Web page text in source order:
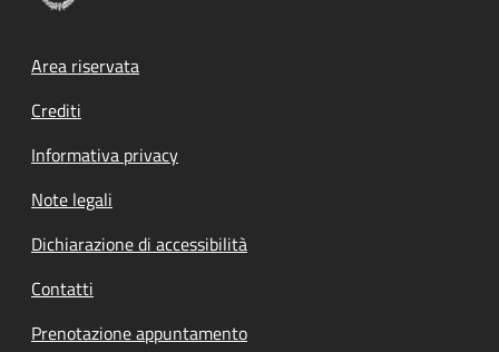
Footer menu
Area riservata
Crediti
Informativa privacy
Note legali
Dichiarazione di accessibilità
Contatti
Prenotazione appuntamento